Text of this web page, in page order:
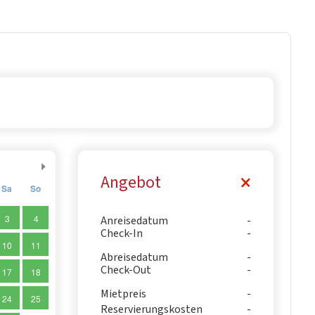
Sa So
3 4
10 11
17 18
24 25
Angebot
Anreisedatum
Check-In
Abreisedatum
Check-Out
Mietpreis
Reservierungskosten